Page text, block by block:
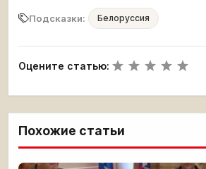
Подсказки: Белоруссия
Оцените статью:
Похожие статьи